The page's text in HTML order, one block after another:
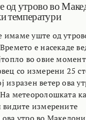
утрово во
температури
уште од
е насекаде
во овие
со измерени 25
изразен ветер ова
метеоролошката
измерените